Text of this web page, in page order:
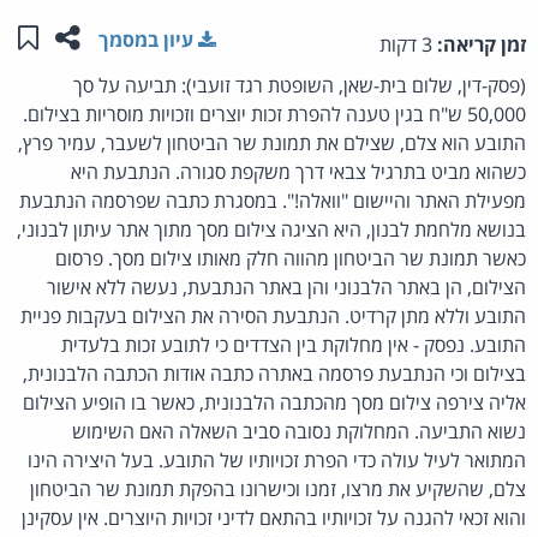
זמן קריאה: שתפו
עיון במסמך
(פסק-דין, שלום בית-שאן, השופטת רגד זועבי): תביעה על סך
50,000 ש"ח בגין טענה להפרת זכות יוצרים וזכויות מוסריות בצילום.
התובע הוא צלם, שצילם את תמונת שר הביטחון לשעבר, עמיר פרץ,
כשהוא מביט בתרגיל צבאי דרך משקפת סגורה. הנתבעת היא
מפעילת האתר והיישום "וואלה!". במסגרת כתבה שפרסמה הנתבעת
בנושא מלחמת לבנון, היא הציגה צילום מסך מתוך אתר עיתון לבנוני,
כאשר תמונת שר הביטחון מהווה חלק מאותו צילום מסך. פרסום
הצילום, הן באתר הלבנוני והן באתר הנתבעת, נעשה ללא אישור
התובע וללא מתן קרדיט. הנתבעת הסירה את הצילום בעקבות פניית
התובע. נפסק - אין מחלוקת בין הצדדים כי לתובע זכות בלעדית
בצילום וכי הנתבעת פרסמה באתרה כתבה אודות הכתבה הלבנונית,
אליה צירפה צילום מסך מהכתבה הלבנונית, כאשר בו הופיע הצילום
נשוא התביעה. המחלוקת נסובה סביב השאלה האם השימוש
המתואר לעיל עולה כדי הפרת זכויותיו של התובע. בעל היצירה הינו
צלם, שהשקיע את מרצו, זמנו וכישרונו בהפקת תמונת שר הביטחון
והוא זכאי להגנה על זכויותיו בהתאם לדיני זכויות היוצרים. אין עסקינן